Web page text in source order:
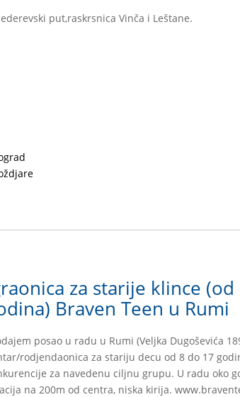
put,raskrsnica Vinča i Leštane.
za starije klince
Braven Teen u Rumi
posao u radu u Rumi (Veljka Dugoševića
rodjendaonica za stariju decu od 8 do 17
za navedenu ciljnu grupu. U radu oko
na 200m od centra, niska kirija.